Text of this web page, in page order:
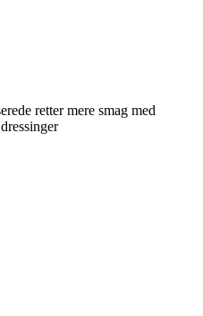
retter mere smag med